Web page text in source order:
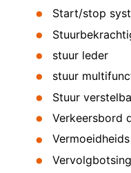
Start/stop
stuur leder
stuur
Stuur
Verkeersbord